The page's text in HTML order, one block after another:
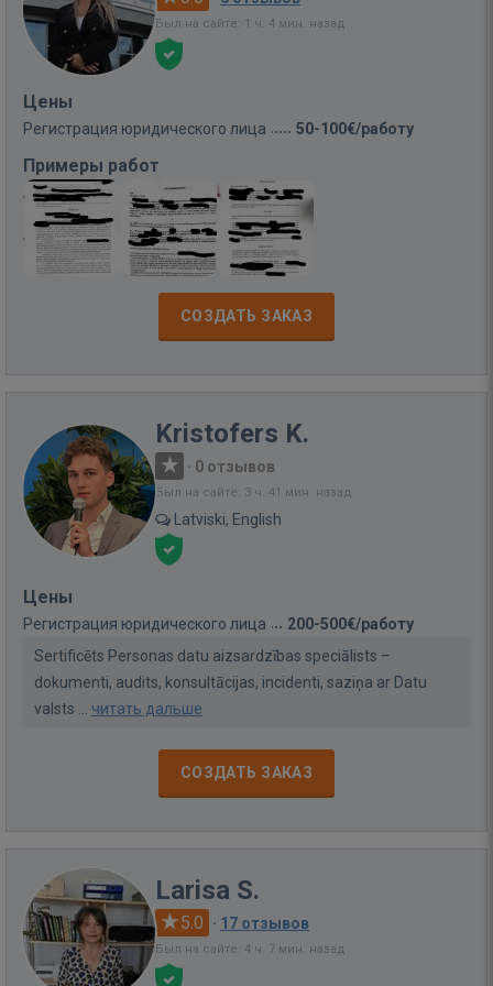
Был на сайте: 1 ч. 4 мин. назад
Цены
Регистрация юридического лица 50-100€/работу
Примеры работ
СОЗДАТЬ ЗАКАЗ
Kristofers K.
· 0 отзывов
Был на сайте: 3 ч. 41 мин. назад
Latviski, English
Цены
Регистрация юридического лица
200-500€/работу
Sertificēts Personas datu aizsardzības speciālists –
dokumenti, audits, konsultācijas, incidenti, saziņa ar Datu
valsts ... читать дальше
СОЗДАТЬ ЗАКАЗ
Larisa S.
5.0 · 17 отзывов
Был на сайте: 4 ч. 7 мин. назад